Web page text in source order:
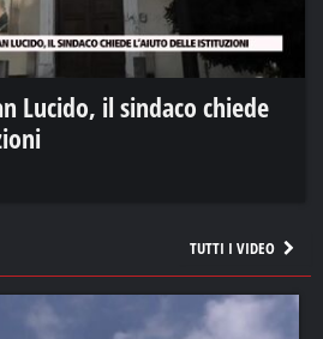
Lucido, il sindaco chiede
TUTTI I VIDEO